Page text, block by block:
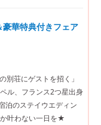
豪華特典付きフェア
別荘にゲストを招く」
ル、フランス2つ星出身
泊のステイウエディン
叶わない一日を★